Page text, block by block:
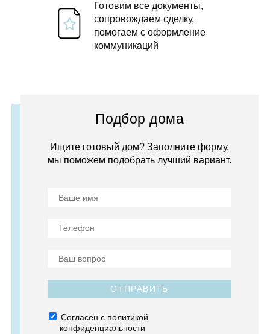
Готовим все документы,
сопровождаем сделку,
помогаем с оформление
коммуникаций
Подбор дома
Ищите готовый дом? Заполните форму,
мы поможем подобрать лучший вариант.
ОТПРАВИТЬ
Согласен с политикой
конфиденциальности